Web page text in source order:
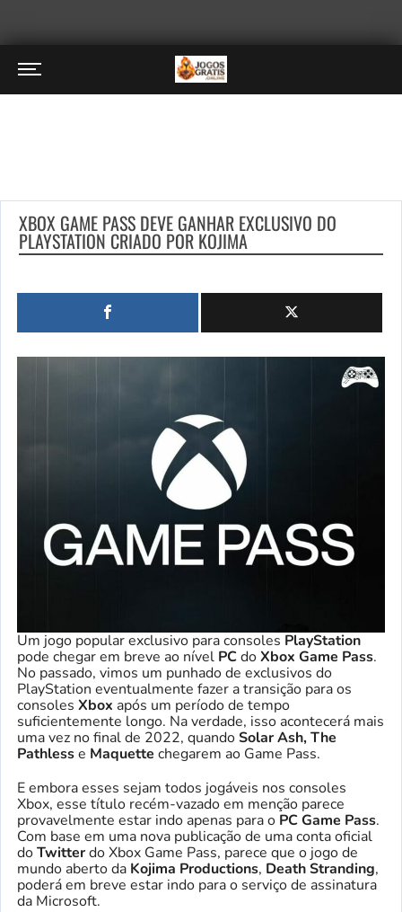
XBOX GAME PASS DEVE GANHAR EXCLUSIVO DO
PLAYSTATION CRIADO POR KOJIMA
Um jogo popular exclusivo para consoles PlayStation
pode chegar em breve ao nível PCdoXbox Game Pass.
No passado, vimos um punhado de exclusivos do
PlayStation eventualmente fazer a transição para os
consoles Xbox após um período de tempo
suficientemente longo. Na verdade, isso acontecerá mais
uma vez no final de 2022, quandoSolar Ash, The
Pathlesse Maquette chegarem ao Game Pass.
E embora esses sejam todos jogáveis ​​nos consoles
Xbox, esse título recém-vazado em menção parece
provavelmente estar indo apenas para o PC Game Pass.
Com base em uma nova publicação de uma conta oficial
doTwitterdo Xbox Game Pass, parece que o jogo de
mundo aberto da Kojima Productions, Death Stranding,
poderá em breve estar indo para o serviço de assinatura
da Microsoft.